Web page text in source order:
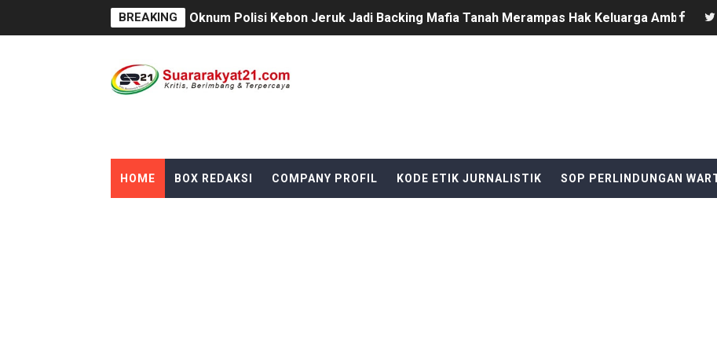
BREAKING Oknum Polisi Kebon Jeruk Jadi Backing Mafia Tanah Merampas Hak Keluarga Ambar
Dipercaya Forkopimcam, Sertu Eri Piatna Buktikan TNI Hadir Mengabdi untuk Rakyat
Kapolsek Cikeusik Tegaskan Komitmen Jaga Keamanan Selama Pesta Rakyat Cikeusik,
Program Fisik Pertanian di Sindangresmi Dikelola Perorangan, Dana Diduga Dikuasai:
HOME BOX REDAKSI COMPANY PROFIL KODE ETIK JURNALISTIK SOP PERLINDUNGAN